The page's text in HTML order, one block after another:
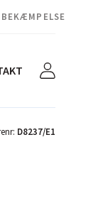
D8237/E1